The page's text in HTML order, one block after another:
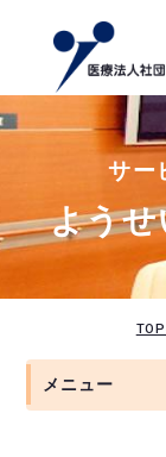
サー
よう
メニュー